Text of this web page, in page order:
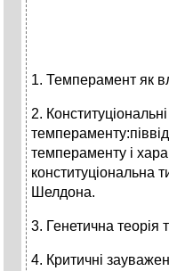
1. Темперамент як
2. Конституціональні
темпераменту і
конституціональна
Шелдона.
3. Генетична теорія
4. Критичні